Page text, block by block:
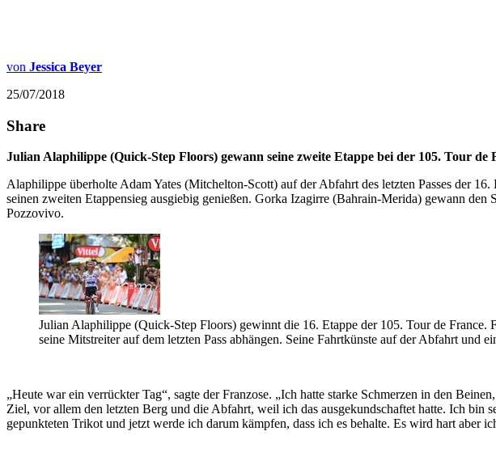
von Jessica Beyer
25/07/2018
Share
Julian Alaphilippe (Quick-Step Floors) gewann seine zweite Etappe bei der 105. Tour
Alaphilippe überholte Adam Yates (Mitchelton-Scott) auf der Abfahrt des letzten Passes der
seinen zweiten Etappensieg ausgiebig genießen. Gorka Izagirre (Bahrain-Merida) gewann
Pozzovivo.
Julian Alaphilippe (Quick-Step Floors) gewinnt die 16. Etappe der 105. Tour de
seine Mitstreiter auf dem letzten Pass abhängen. Seine Fahrtkünste auf der Abfahrt und
„Heute war ein verrückter Tag“, sagte der Franzose. „Ich hatte starke Schmerzen in den
Ziel, vor allem den letzten Berg und die Abfahrt, weil ich das ausgekundschaftet hatte. Ich
gepunkteten Trikot und jetzt werde ich darum kämpfen, dass ich es behalte. Es wird hart aber